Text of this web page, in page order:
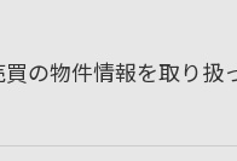
の物件情報を取り扱